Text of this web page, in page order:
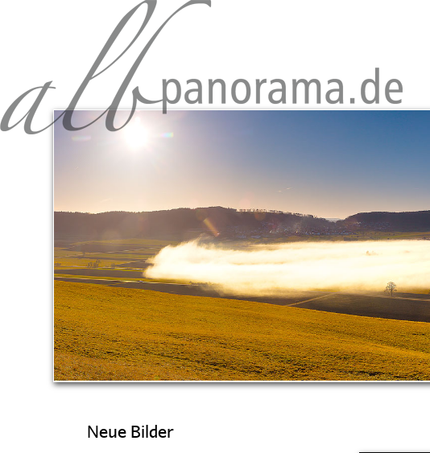
Neue Bilder